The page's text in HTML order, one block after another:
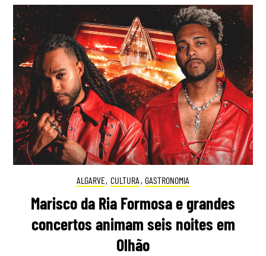
ALGARVE, CULTURA , GASTRONOMIA
Marisco da Ria Formosa e grandes
concertos animam seis noites em
Olhão